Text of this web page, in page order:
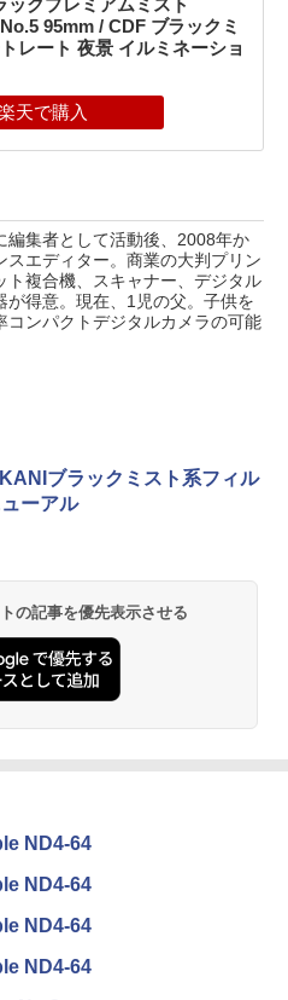
ックプレミアムミスト
No.5 95mm / CDF ブラックミ
レート 夜景 イルミネーショ
編集者として活動後、2008年か
スエディター。商業の大判プリン
ト複合機、スキャナー、デジタル
が得意。現在、1児の父。子供を
ンパクトデジタルカメラの可能
ブラックミスト系フィル
ーアル
の記事を優先表示させる
ND4-64
ND4-64
ND4-64
ND4-64